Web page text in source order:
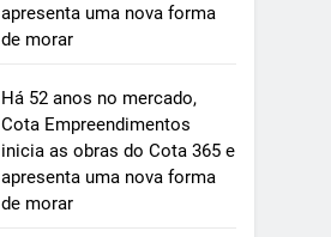
apresenta uma nova forma
de morar
Há 52 anos no mercado,
Cota Empreendimentos
inicia as obras do Cota 365 e
apresenta uma nova forma
de morar